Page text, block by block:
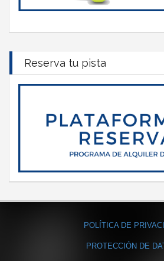
Reserva tu pista
POLÍTICA DE
PROTECCIÓN DE